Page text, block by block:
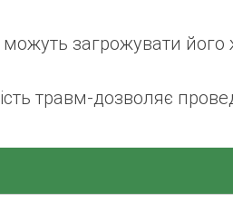
загрожувати його
травм-дозволяє